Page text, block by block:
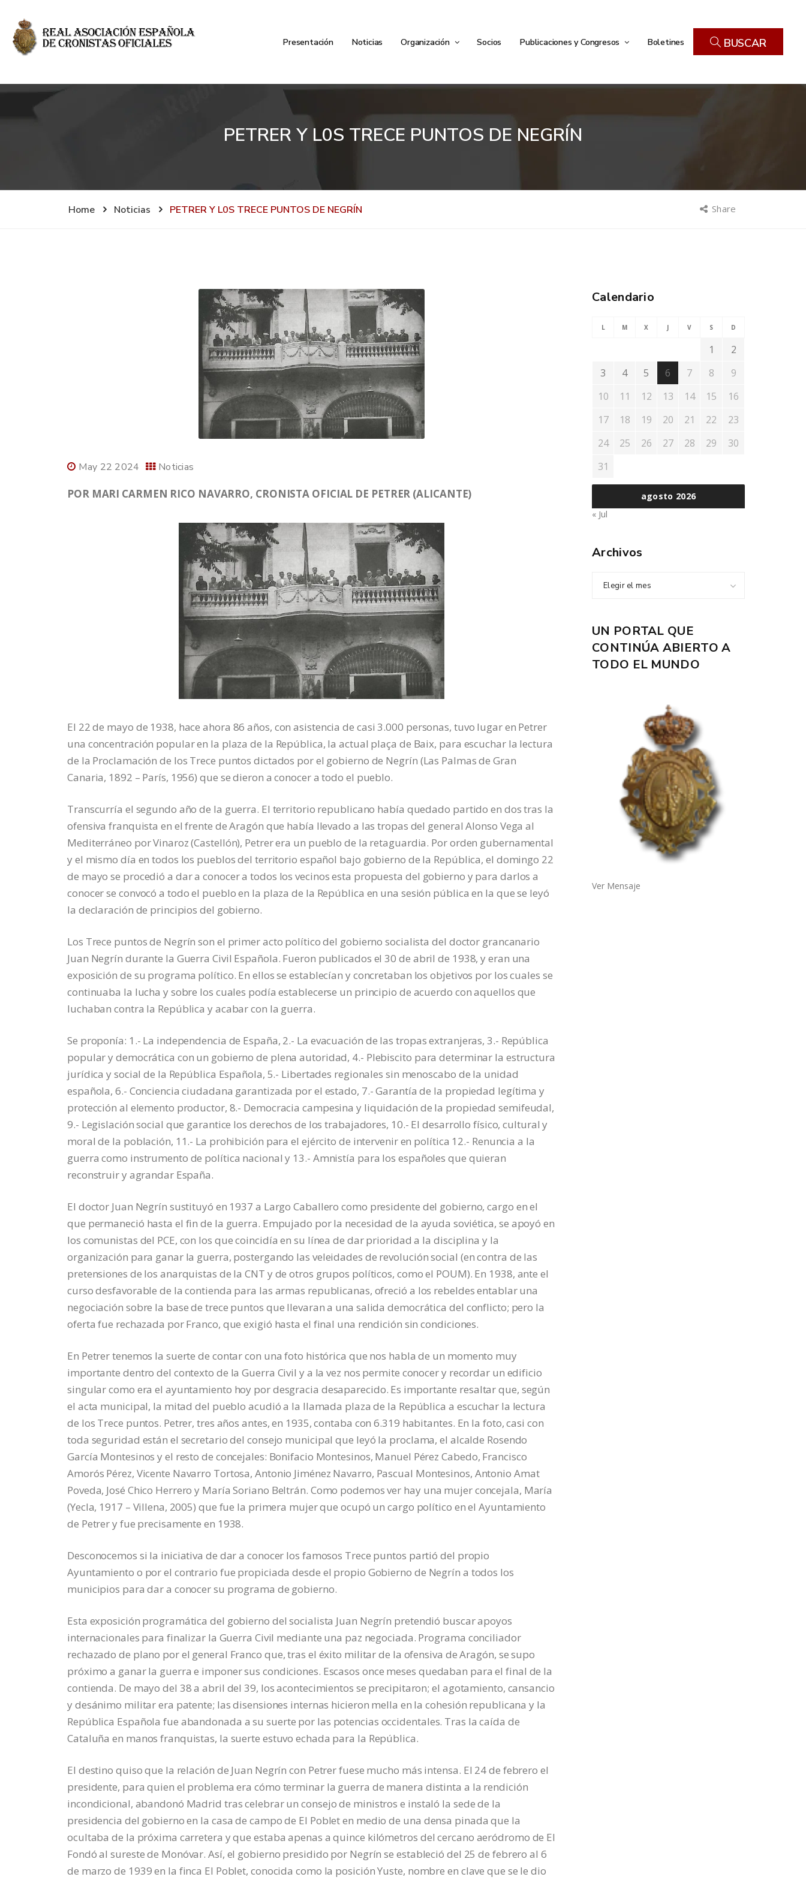
Presentación Noticias Organización Socios Publicaciones y Congresos Boletines BUSCAR
PETRER Y L0S TRECE PUNTOS DE NEGRÍN
Home Noticias PETRER Y L0S TRECE PUNTOS DE NEGRÍN Share
May 22 2024 Noticias
POR MARI CARMEN RICO NAVARRO, CRONISTA OFICIAL DE PETRER (ALICANTE)
El 22 de mayo de 1938, hace ahora 86 años, con asistencia de casi 3.000 personas, tuvo lugar en Petrer
una concentración popular en la plaza de la República, la actual plaça de Baix, para escuchar la lectura
de la Proclamación de los Trece puntos dictados por el gobierno de Negrín (Las Palmas de Gran
Canaria, 1892 – París, 1956) que se dieron a conocer a todo el pueblo.
Transcurría el segundo año de la guerra. El territorio republicano había quedado partido en dos tras la
ofensiva franquista en el frente de Aragón que había llevado a las tropas del general Alonso Vega al
Mediterráneo por Vinaroz (Castellón), Petrer era un pueblo de la retaguardia. Por orden gubernamental
y el mismo día en todos los pueblos del territorio español bajo gobierno de la República, el domingo 22
de mayo se procedió a dar a conocer a todos los vecinos esta propuesta del gobierno y para darlos a
conocer se convocó a todo el pueblo en la plaza de la República en una sesión pública en la que se leyó
la declaración de principios del gobierno.
Los Trece puntos de Negrín son el primer acto político del gobierno socialista del doctor grancanario
Juan Negrín durante la Guerra Civil Española. Fueron publicados el 30 de abril de 1938, y eran una
exposición de su programa político. En ellos se establecían y concretaban los objetivos por los cuales se
continuaba la lucha y sobre los cuales podía establecerse un principio de acuerdo con aquellos que
luchaban contra la República y acabar con la guerra.
Se proponía: 1.- La independencia de España, 2.- La evacuación de las tropas extranjeras, 3.- República
popular y democrática con un gobierno de plena autoridad, 4.- Plebiscito para determinar la estructura
jurídica y social de la República Española, 5.- Libertades regionales sin menoscabo de la unidad
española, 6.- Conciencia ciudadana garantizada por el estado, 7.- Garantía de la propiedad legítima y
protección al elemento productor, 8.- Democracia campesina y liquidación de la propiedad semifeudal,
9.- Legislación social que garantice los derechos de los trabajadores, 10.- El desarrollo físico, cultural y
moral de la población, 11.- La prohibición para el ejército de intervenir en política 12.- Renuncia a la
guerra como instrumento de política nacional y 13.- Amnistía para los españoles que quieran
reconstruir y agrandar España.
El doctor Juan Negrín sustituyó en 1937 a Largo Caballero como presidente del gobierno, cargo en el
que permaneció hasta el fin de la guerra. Empujado por la necesidad de la ayuda soviética, se apoyó en
los comunistas del PCE, con los que coincidía en su línea de dar prioridad a la disciplina y la
organización para ganar la guerra, postergando las veleidades de revolución social (en contra de las
pretensiones de los anarquistas de la CNT y de otros grupos políticos, como el POUM). En 1938, ante el
curso desfavorable de la contienda para las armas republicanas, ofreció a los rebeldes entablar una
negociación sobre la base de trece puntos que llevaran a una salida democrática del conflicto; pero la
oferta fue rechazada por Franco, que exigió hasta el final una rendición sin condiciones.
En Petrer tenemos la suerte de contar con una foto histórica que nos habla de un momento muy
importante dentro del contexto de la Guerra Civil y a la vez nos permite conocer y recordar un edificio
singular como era el ayuntamiento hoy por desgracia desaparecido. Es importante resaltar que, según
el acta municipal, la mitad del pueblo acudió a la llamada plaza de la República a escuchar la lectura
de los Trece puntos. Petrer, tres años antes, en 1935, contaba con 6.319 habitantes. En la foto, casi con
toda seguridad están el secretario del consejo municipal que leyó la proclama, el alcalde Rosendo
García Montesinos y el resto de concejales: Bonifacio Montesinos, Manuel Pérez Cabedo, Francisco
Amorós Pérez, Vicente Navarro Tortosa, Antonio Jiménez Navarro, Pascual Montesinos, Antonio Amat
Poveda, José Chico Herrero y María Soriano Beltrán. Como podemos ver hay una mujer concejala, María
(Yecla, 1917 – Villena, 2005) que fue la primera mujer que ocupó un cargo político en el Ayuntamiento
de Petrer y fue precisamente en 1938.
Desconocemos si la iniciativa de dar a conocer los famosos Trece puntos partió del propio
Ayuntamiento o por el contrario fue propiciada desde el propio Gobierno de Negrín a todos los
municipios para dar a conocer su programa de gobierno.
Esta exposición programática del gobierno del socialista Juan Negrín pretendió buscar apoyos
internacionales para finalizar la Guerra Civil mediante una paz negociada. Programa conciliador
rechazado de plano por el general Franco que, tras el éxito militar de la ofensiva de Aragón, se supo
próximo a ganar la guerra e imponer sus condiciones. Escasos once meses quedaban para el final de la
contienda. De mayo del 38 a abril del 39, los acontecimientos se precipitaron; el agotamiento, cansancio
y desánimo militar era patente; las disensiones internas hicieron mella en la cohesión republicana y la
República Española fue abandonada a su suerte por las potencias occidentales. Tras la caída de
Cataluña en manos franquistas, la suerte estuvo echada para la República.
El destino quiso que la relación de Juan Negrín con Petrer fuese mucho más intensa. El 24 de febrero el
presidente, para quien el problema era cómo terminar la guerra de manera distinta a la rendición
incondicional, abandonó Madrid tras celebrar un consejo de ministros e instaló la sede de la
presidencia del gobierno en la casa de campo de El Poblet en medio de una densa pinada que la
ocultaba de la próxima carretera y que estaba apenas a quince kilómetros del cercano aeródromo de El
Fondó al sureste de Monóvar. Así, el gobierno presidido por Negrín se estableció del 25 de febrero al 6
de marzo de 1939 en la finca El Poblet, conocida como la posición Yuste, nombre en clave que se le dio
Calendario
agosto 2026
L M X J V S D
1
2
3
4 5 6 7 8
9
10
11 12 13 14 15
16
17
18 19 20 21 22
23
24
25 26 27 28 29
30
31
« Jul
Archivos
Elegir el mes
UN PORTAL QUE
CONTINÚA ABIERTO A
TODO EL MUNDO
Ver Mensaje